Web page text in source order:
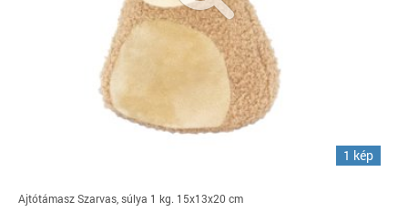
1 kép
Ajtótámasz Szarvas, súlya 1 kg. 15x13x20 cm